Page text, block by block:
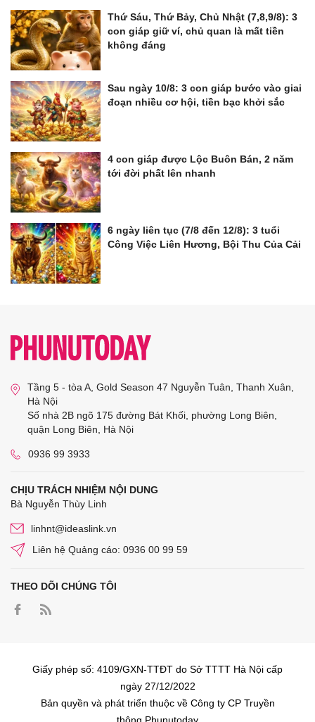
Thứ Sáu, Thứ Bảy, Chủ Nhật (7,8,9/8): 3
con giáp giữ ví, chủ quan là mất tiền
không đáng
Sau ngày 10/8: 3 con giáp bước vào giai
đoạn nhiều cơ hội, tiền bạc khởi sắc
4 con giáp được Lộc Buôn Bán, 2 năm
tới đời phất lên nhanh
6 ngày liên tục (7/8 đến 12/8): 3 tuổi
Công Việc Liên Hương, Bội Thu Của Cải
Tầng 5 - tòa A, Gold Season 47 Nguyễn Tuân, Thanh Xuân,
Hà Nội
Số nhà 2B ngõ 175 đường Bát Khối, phường Long Biên,
quận Long Biên, Hà Nội
0936 99 3933
CHỊU TRÁCH NHIỆM NỘI DUNG
Bà Nguyễn Thùy Linh
linhnt@ideaslink.vn
Liên hệ Quảng cáo: 0936 00 99 59
THEO DÕI CHÚNG TÔI
Giấy phép số: 4109/GXN-TTĐT do Sở TTTT Hà Nội cấp
ngày 27/12/2022
Bản quyền và phát triển thuộc về Công ty CP Truyền